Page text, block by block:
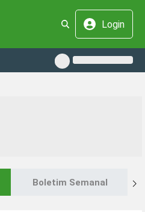
Login
Boletim Semanal